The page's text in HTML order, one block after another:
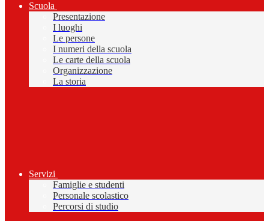
Scuola
Presentazione
I luoghi
Le persone
I numeri della scuola
Le carte della scuola
Organizzazione
La storia
Servizi
Famiglie e studenti
Personale scolastico
Percorsi di studio